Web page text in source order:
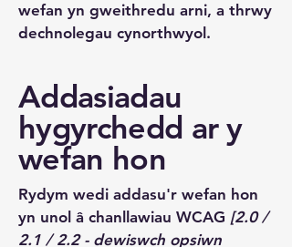
wefan yn gweithredu arni, a thrwy
dechnolegau cynorthwyol.
Addasiadau
hygyrchedd ar y
wefan hon
Rydym wedi addasu'r wefan hon
yn unol â chanllawiau WCAG [2.0 /
2.1 / 2.2 - dewiswch opsiwn